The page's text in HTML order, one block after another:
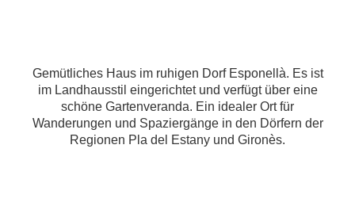
Gemütliches Haus im ruhigen Dorf Esponellà. Es ist
im Landhausstil eingerichtet und verfügt über eine
schöne Gartenveranda. Ein idealer Ort für
Wanderungen und Spaziergänge in den Dörfern der
Regionen Pla del Estany und Gironès.